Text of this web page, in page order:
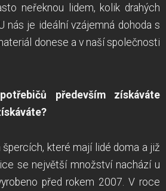
neřeknou lidem, kolik drahých
nás je ideální vzájemná dohoda s
donese a v naší společnosti
především získáváte
které mají lidé doma a již
se největší množství nachází u
před rokem 2007. V roce